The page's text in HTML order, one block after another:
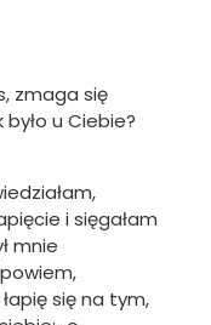
zmaga się
u Ciebie?
i sięgałam
mnie
się na tym,